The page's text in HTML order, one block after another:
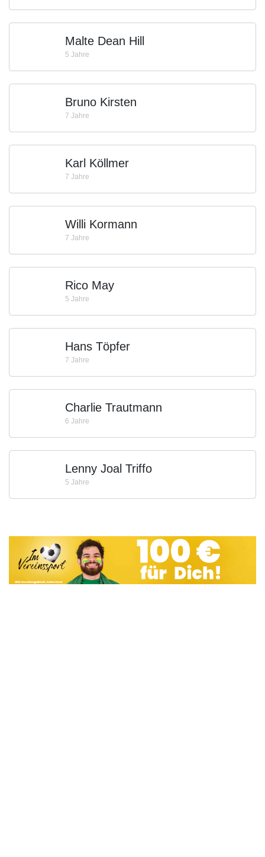
Malte Dean Hill
5 Jahre
Bruno Kirsten
7 Jahre
Karl Köllmer
7 Jahre
Willi Kormann
7 Jahre
Rico May
5 Jahre
Hans Töpfer
7 Jahre
Charlie Trautmann
6 Jahre
Lenny Joal Triffo
5 Jahre